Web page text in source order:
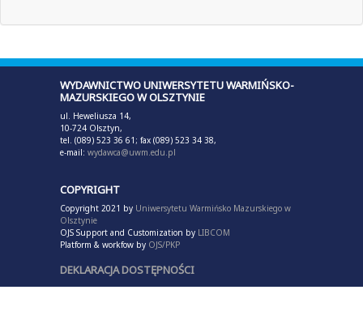
WYDAWNICTWO UNIWERSYTETU WARMIŃSKO-
MAZURSKIEGO W OLSZTYNIE
ul. Heweliusza 14,
10-724 Olsztyn,
tel. (089) 523 36 61; fax (089) 523 34 38,
e-mail: wydawca@uwm.edu.pl
COPYRIGHT
Copyright 2021 by Uniwersytetu Warmińsko Mazurskiego w
Olsztynie
OJS Support and Customization by LIBCOM
Platform & workfow by OJS/PKP
DEKLARACJA DOSTĘPNOŚCI